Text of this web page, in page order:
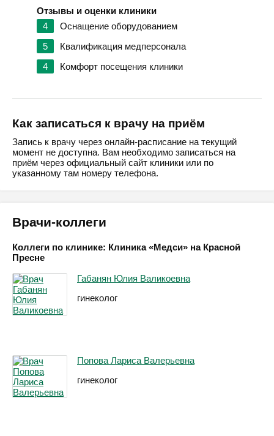
Отзывы и оценки клиники
4
Оснащение оборудованием
5
Квалификация медперсонала
4
Комфорт посещения клиники
Как записаться к врачу на приём
Запись к врачу через онлайн-расписание на текущий
момент не доступна. Вам необходимо записаться на
приём через официальный сайт клиники или по
указанному там номеру телефона.
Врачи-коллеги
Коллеги по клинике: Клиника «Медси» на Красной
Пресне
Габанян Юлия Валикоевна
гинеколог
Попова Лариса Валерьевна
гинеколог